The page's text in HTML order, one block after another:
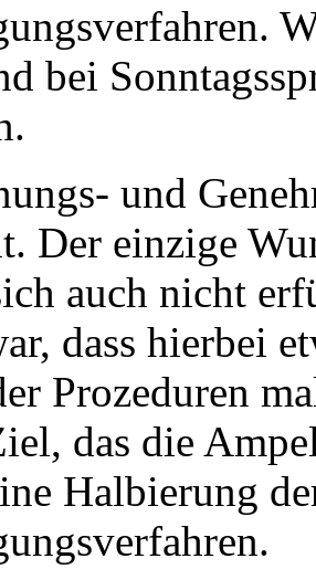
bei
und
Der einzige
auch nicht
dass hierbei
Prozeduren
das die
Halbierung